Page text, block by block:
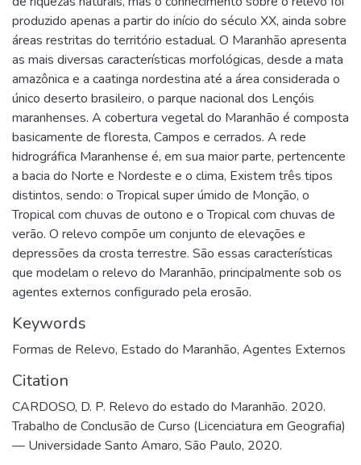
produzido apenas a partir do início do século XX, ainda sobre
áreas restritas do território estadual. O Maranhão apresenta
as mais diversas características morfológicas, desde a mata
amazônica e a caatinga nordestina até a área considerada o
único deserto brasileiro, o parque nacional dos Lençóis
maranhenses. A cobertura vegetal do Maranhão é composta
basicamente de floresta, Campos e cerrados. A rede
hidrográfica Maranhense é, em sua maior parte, pertencente
a bacia do Norte e Nordeste e o clima, Existem três tipos
distintos, sendo: o Tropical super úmido de Monção, o
Tropical com chuvas de outono e o Tropical com chuvas de
verão. O relevo compõe um conjunto de elevações e
depressões da crosta terrestre. São essas características
que modelam o relevo do Maranhão, principalmente sob os
agentes externos configurado pela erosão.
Keywords
Formas de Relevo, Estado do Maranhão, Agentes Externos
Citation
CARDOSO, D. P. Relevo do estado do Maranhão. 2020.
Trabalho de Conclusão de Curso (Licenciatura em Geografia)
— Universidade Santo Amaro, São Paulo, 2020.